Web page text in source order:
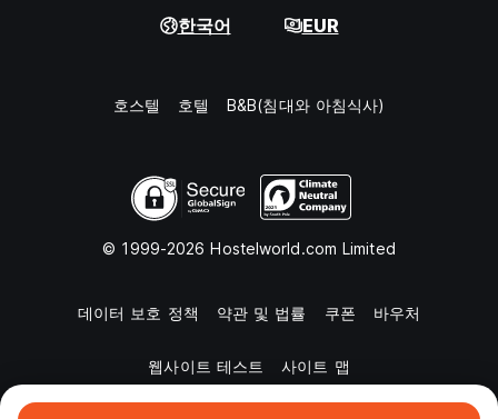
한국어 EUR
호스텔 호텔 B&B(침대와 아침식사)
© 1999-2026 Hostelworld.com Limited
데이터 보호 정책 약관 및 법률 쿠폰 바우처
웹사이트 테스트 사이트 맵